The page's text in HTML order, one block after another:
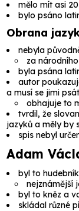
mělo mít asi
bylo psáno
Obrana
nebyla
za
byla psána
autor
a musí se jimi psát
obhajuje to
tvrdil, že
jazyků a měly by
spis nebyl
Adam
byl to
nejznámější
byl to kněz a
skládal různé